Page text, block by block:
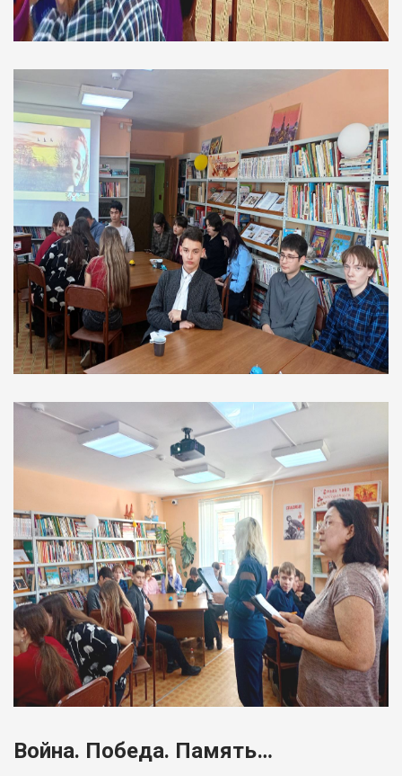
Война. Победа. Память…